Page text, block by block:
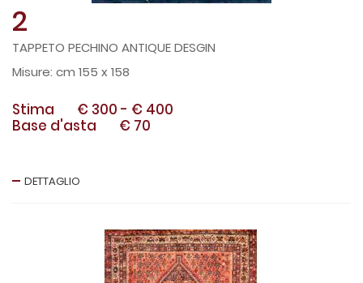
2
TAPPETO PECHINO ANTIQUE DESGIN
cm 155 x 158
Stima € 300 - € 400
Base d'asta
€ 70
DETTAGLIO